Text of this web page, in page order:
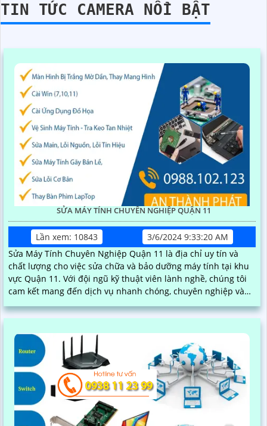
TIN TỨC CAMERA NỔI BẬT
SỬA MÁY TÍNH CHUYÊN NGHIỆP QUẬN 11
Lần xem: 10843
3/6/2024 9:33:20 AM
Sửa Máy Tính Chuyên Nghiệp Quận 11 là địa chỉ uy tín và
chất lượng cho việc sửa chữa và bảo dưỡng máy tính tại khu
vực Quận 11. Với đội ngũ kỹ thuật viên lành nghề, chúng tôi
cam kết mang đến dịch vụ nhanh chóng, chuyên nghiệp và
hiệu quả